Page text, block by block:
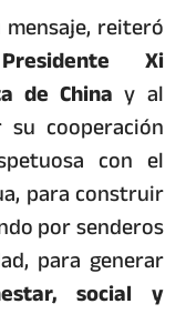
reiteró
Presidente Xi
de China y al
cooperación
con el
para construir
por senderos
para generar
social y